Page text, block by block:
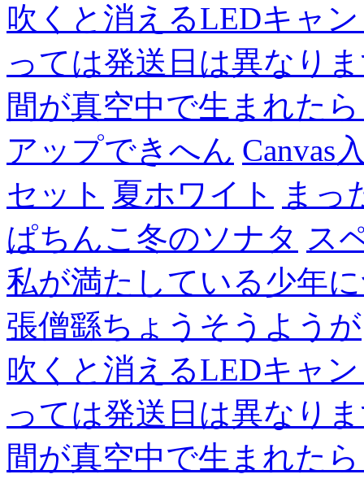
吹くと消えるLEDキャ
っては発送日は異なり
間が真空中で生まれた
アップできへん Canvas
セット 夏ホワイト
まっ
ぱちんこ冬のソナタ ス
私が満たしている少年
張僧繇ちょうそうようが
吹くと消えるLEDキャ
っては発送日は異なり
間が真空中で生まれた